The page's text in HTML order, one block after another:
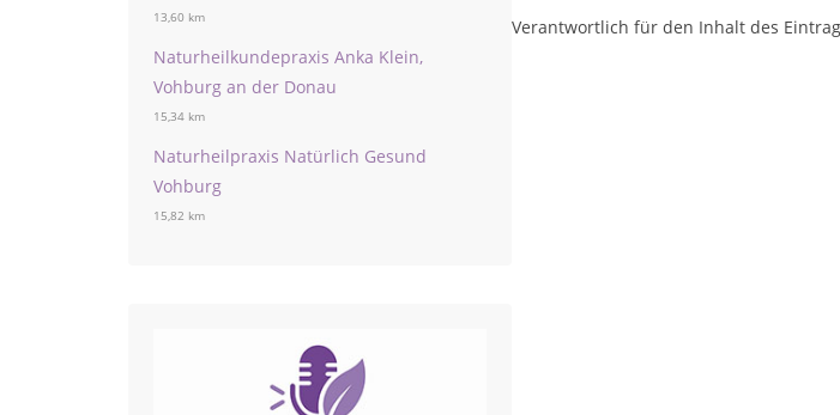
13,60 km
Naturheilkundepraxis Anka Klein,
Vohburg an der Donau
15,34 km
Naturheilpraxis Natürlich Gesund
Vohburg
15,82 km
Verantwortlich für den Inhalt des